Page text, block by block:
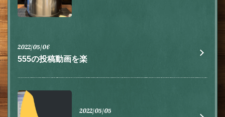
2022/05/06
555の投稿動画を楽
2022/05/05